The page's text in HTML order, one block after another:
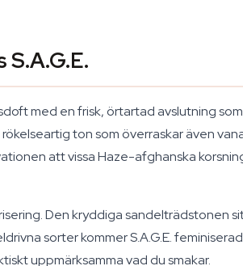
med en frisk, örtartad avslutning
ton som överraskar även
att vissa Haze-afghanska
Den kryddiga sandelträdstonen
sorter kommer S.A.G.E.
uppmärksamma vad du smakar.